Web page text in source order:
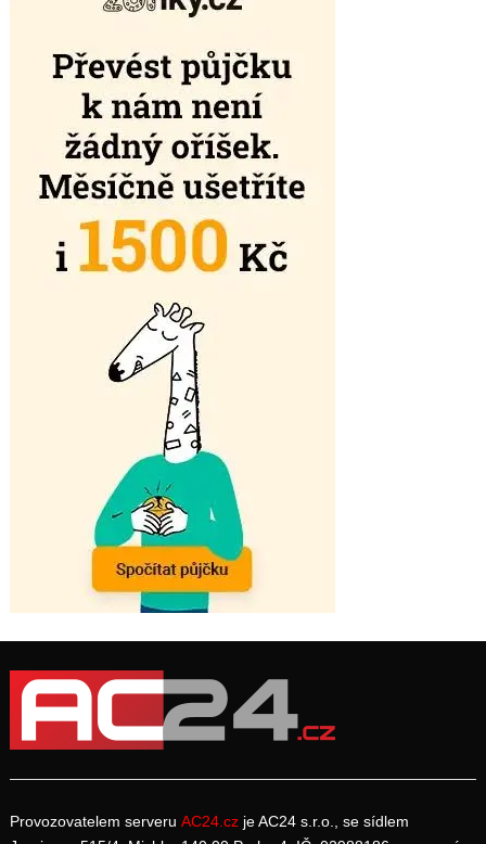
Provozovatelem serveru AC24.cz je AC24 s.r.o., se sídlem